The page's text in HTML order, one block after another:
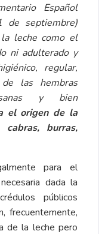
Español
de septiembre)
leche como el
ni adulterado y
regular,
las hembras
sanas y bien
el origen de la
burras,
para el
dada la
públicos
frecuentemente,
de la leche pero